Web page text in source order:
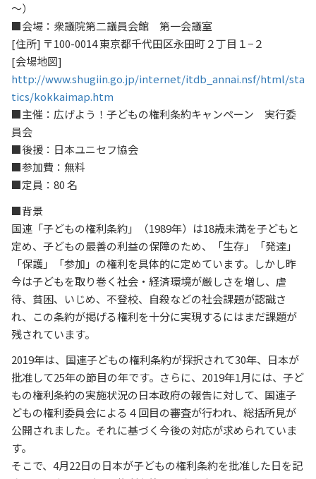
～）
■会場：衆議院第二議員会館 第一会議室
[住所] 〒100-0014 東京都千代田区永田町２丁目１−２
[会場地図]
http://www.shugiin.go.jp/internet/itdb_annai.nsf/html/sta
tics/kokkaimap.htm
■主催：広げよう！子どもの権利条約キャンペーン 実行委
員会
■後援：日本ユニセフ協会
■参加費：無料
■定員：80 名
■背景
国連「子どもの権利条約」（1989年）は18歳未満を子どもと
定め、子どもの最善の利益の保障のため、「生存」「発達」
「保護」「参加」の権利を具体的に定めています。しかし昨
今は子どもを取り巻く社会・経済環境が厳しさを増し、虐
待、貧困、いじめ、不登校、自殺などの社会課題が認識さ
れ、この条約が掲げる権利を十分に実現するにはまだ課題が
残されています。
2019年は、国連子どもの権利条約が採択されて30年、日本が
批准して25年の節目の年です。さらに、2019年1月には、子ど
もの権利条約の実施状況の日本政府の報告に対して、国連子
どもの権利委員会による４回目の審査が行われ、総括所見が
公開されました。それに基づく今後の対応が求められていま
す。
そこで、4月22日の日本が子どもの権利条約を批准した日を記